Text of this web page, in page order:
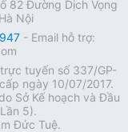
82 Đường Dịch Vọng
Nội
- Email hỗ trợ:
tuyến số 337/GP-
ngày 10/07/2017.
Sở Kế hoạch và Đầu
5).
Đức Tuệ.